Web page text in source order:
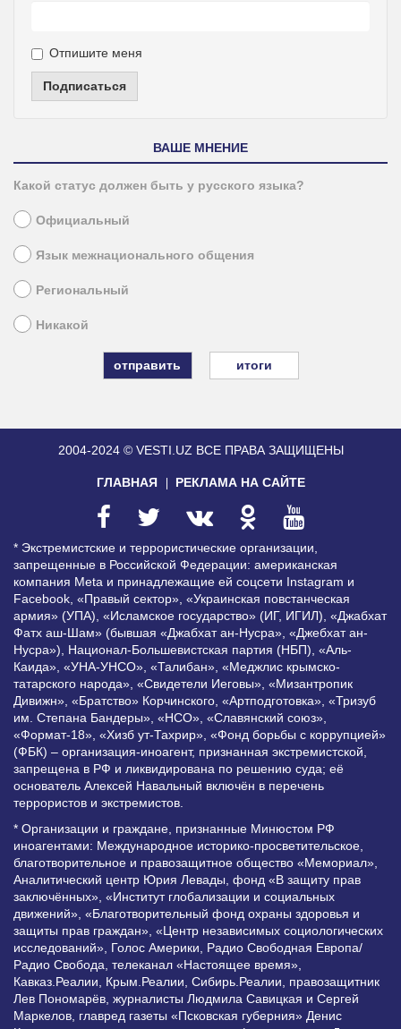
Отпишите меня
Подписаться
ВАШЕ МНЕНИЕ
Какой статус должен быть у русского языка?
Официальный
Язык межнационального общения
Региональный
Никакой
итоги
2004-2024 © VESTI.UZ ВСЕ ПРАВА ЗАЩИЩЕНЫ
ГЛАВНАЯ РЕКЛАМА НА САЙТЕ
* Экстремистские и террористические организации,
запрещенные в Российской Федерации: американская
компания Meta и принадлежащие ей соцсети Instagram и
Facebook, «Правый сектор», «Украинская повстанческая
армия» (УПА), «Исламское государство» (ИГ, ИГИЛ), «Джабхат
Фатх аш-Шам» (бывшая «Джабхат ан-Нусра», «Джебхат ан-
Нусра»), Национал-Большевистская партия (НБП), «Аль-
Каида», «УНА-УНСО», «Талибан», «Меджлис крымско-
татарского народа», «Свидетели Иеговы», «Мизантропик
Дивижн», «Братство» Корчинского, «Артподготовка», «Тризуб
им. Степана Бандеры», «НСО», «Славянский союз»,
«Формат-18», «Хизб ут-Тахрир», «Фонд борьбы с коррупцией»
(ФБК) – организация-иноагент, признанная экстремистской,
запрещена в РФ и ликвидирована по решению суда; её
основатель Алексей Навальный включён в перечень
террористов и экстремистов.
* Организации и граждане, признанные Минюстом РФ
иноагентами: Международное историко-просветительское,
благотворительное и правозащитное общество «Мемориал»,
Аналитический центр Юрия Левады, фонд «В защиту прав
заключённых», «Институт глобализации и социальных
движений», «Благотворительный фонд охраны здоровья и
защиты прав граждан», «Центр независимых социологических
исследований», Голос Америки, Радио Свободная Европа/
Радио Свобода, телеканал «Настоящее время»,
Кавказ.Реалии, Крым.Реалии, Сибирь.Реалии, правозащитник
Лев Пономарёв, журналисты Людмила Савицкая и Сергей
Маркелов, главред газеты «Псковская губерния» Денис